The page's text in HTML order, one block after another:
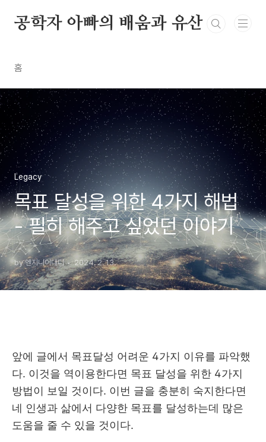
공학자 아빠의 배움과 유산
홈
Legacy
목표 달성을 위한 4가지 해법
- 필히 해주고 싶었던 이야기
by 엔지니어대디 2024. 2. 13.
앞에 글에서 목표달성 어려운 4가지 이유를 파악했
다. 이것을 역이용한다면 목표 달성을 위한 4가지
방법이 보일 것이다. 이번 글을 충분히 숙지한다면
네 인생과 삶에서 다양한 목표를 달성하는데 많은
도움을 줄 수 있을 것이다.